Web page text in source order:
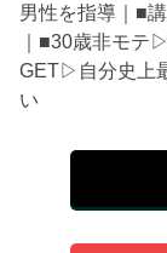
男性を指導｜■
｜■30歳非モ
GET▷自分史上
い